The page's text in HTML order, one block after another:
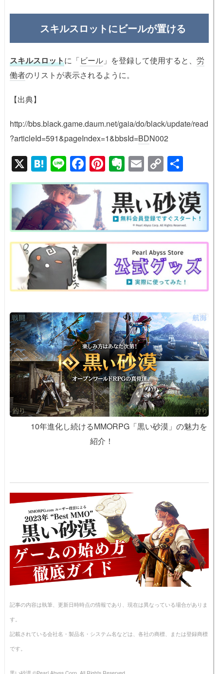
スキルスロット にビールが置ける
スキルスロットに「ビール 」を登録して使用すると、 労
働者のリストが表示されるように。
【出典】
http://bbs.black.game.daum.net/gaia/do/black/update/read
?articleId=591&pageIndex=1&bbsId=BDN002
X H
at
e
n
a
Li
n
e
F
a
c
b
o
o
k
Pi
nt
er
e
st
E
v
er
n
ot
e
E
m
ail
C
o
p
y
Li
n
k
有
10年進化し続けるMMORPG「黒い砂漠」の魅力を
紹介！
記事の内容は執筆、更新日時時点の情報であり、現在は異なっている場合がありま
す。
記載されている会社名・製品名・システム名などは、各社の商標、または登録商標
です。